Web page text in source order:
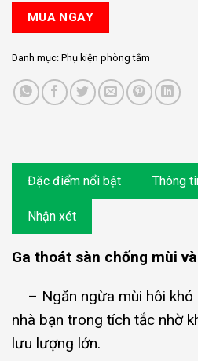
MUA NGAY
Danh mục: Phụ kiện phòng tắm
Đặc điểm nổi bật Thông
Nhận xét
Ga thoát sàn chống mùi
– Ngăn ngừa mùi hôi khó
nhà bạn trong tích tắc nhờ
lưu lượng lớn.